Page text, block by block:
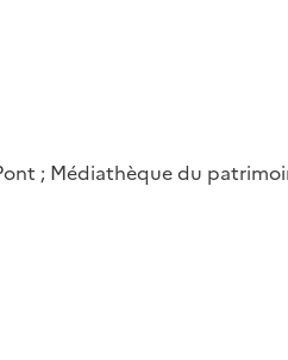
; Médiathèque du